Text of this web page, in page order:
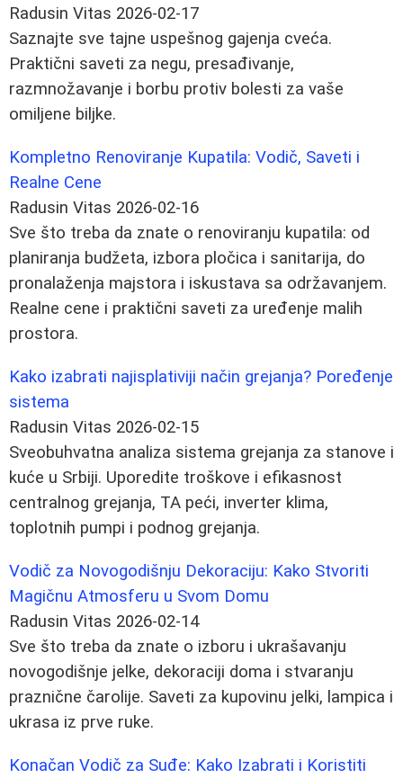
Radusin Vitas 2026-02-17
Saznajte sve tajne uspešnog gajenja cveća.
Praktični saveti za negu, presađivanje,
razmnožavanje i borbu protiv bolesti za vaše
omiljene biljke.
Kompletno Renoviranje Kupatila: Vodič, Saveti i
Realne Cene
Radusin Vitas 2026-02-16
Sve što treba da znate o renoviranju kupatila: od
planiranja budžeta, izbora pločica i sanitarija, do
pronalaženja majstora i iskustava sa održavanjem.
Realne cene i praktični saveti za uređenje malih
prostora.
Kako izabrati najisplativiji način grejanja? Poređenje
sistema
Radusin Vitas 2026-02-15
Sveobuhvatna analiza sistema grejanja za stanove i
kuće u Srbiji. Uporedite troškove i efikasnost
centralnog grejanja, TA peći, inverter klima,
toplotnih pumpi i podnog grejanja.
Vodič za Novogodišnju Dekoraciju: Kako Stvoriti
Magičnu Atmosferu u Svom Domu
Radusin Vitas 2026-02-14
Sve što treba da znate o izboru i ukrašavanju
novogodišnje jelke, dekoraciji doma i stvaranju
praznične čarolije. Saveti za kupovinu jelki, lampica i
ukrasa iz prve ruke.
Konačan Vodič za Suđe: Kako Izabrati i Koristiti